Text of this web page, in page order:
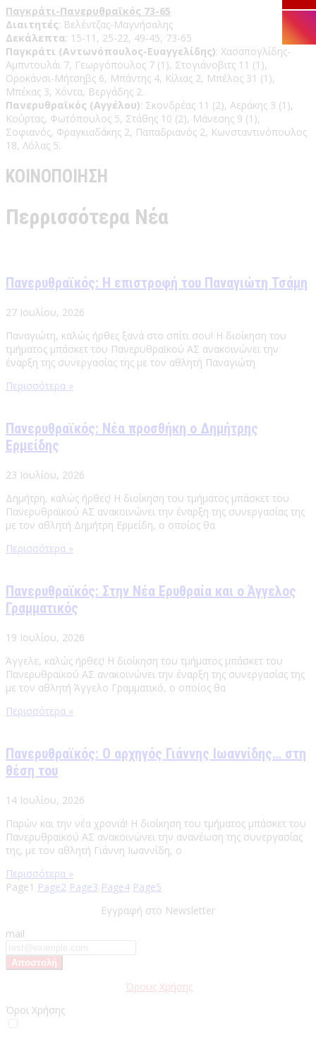
Παγκράτι-Πανερυθραϊκός 73-65
Διαιτητές: Βελέντζας-Μαγνήσαλης
Δεκάλεπτα: 15-11, 25-22, 49-45, 73-65
Παγκράτι (Αντωνόπουλος-Ευαγγελίδης): Χασαπογλίδης-
Αμπντουλάι 7, Γεωργόπουλος 7 (1), Στογιάνοβιτς 11 (1),
Οροκάνσι-Μήτσηβς 6, Μπάντης 4, Κίλιας 2, Μπέλος 31 (1),
Μπέκας 3, Χόντα, Βεργάδης 2.
Πανερυθραϊκός (Αγγέλου): Σκονδρέας 11 (2), Αεράκης 3 (1),
Κούρτας, Φωτόπουλος 5, Στάθης 10 (2), Μάνεσης 9 (1),
Σοφιανός, Φραγκιαδάκης 2, Παπαδριανός 2, Κωνσταντινόπουλος
18, Λόλας 5.
ΚΟΙΝΟΠΟΙΗΣΗ
Περρισσότερα Νέα
Πανερυθραϊκός: Η επιστροφή του Παναγιώτη Τσάμη
27 Ιουλίου, 2026
Παναγιώτη, καλώς ήρθες ξανά στο σπίτι σου! Η διοίκηση του
τμήματος μπάσκετ του Πανερυθραϊκού ΑΣ ανακοινώνει την
έναρξη της συνεργασίας της με τον αθλητή Παναγιώτη
Περισσότερα »
Πανερυθραϊκός: Νέα προσθήκη ο Δημήτρης
Ερμείδης
23 Ιουλίου, 2026
Δημήτρη, καλώς ήρθες! Η διοίκηση του τμήματος μπάσκετ του
Πανερυθραϊκού ΑΣ ανακοινώνει την έναρξη της συνεργασίας της
με τον αθλητή Δημήτρη Ερμείδη, ο οποίος θα
Περισσότερα »
Πανερυθραϊκός: Στην Νέα Ερυθραία και ο Άγγελος
Γραμματικός
19 Ιουλίου, 2026
Άγγελε, καλώς ήρθες! Η διοίκηση του τμήματος μπάσκετ του
Πανερυθραϊκού ΑΣ ανακοινώνει την έναρξη της συνεργασίας της
με τον αθλητή Άγγελο Γραμματικό, ο οποίος θα
Περισσότερα »
Πανερυθραϊκός: Ο αρχηγός Γιάννης Ιωαννίδης… στη
θέση του
14 Ιουλίου, 2026
Παρών και την νέα χρονιά! Η διοίκηση του τμήματος μπάσκετ του
Πανερυθραϊκού ΑΣ ανακοινώνει την ανανέωση της συνεργασίας
της, με τον αθλητή Γιάννη Ιωαννίδη, ο
Περισσότερα »
Page1 Page2 Page3 Page4 Page5
Εγγραφή στο Newsletter
mail
Όρους Χρήσης
Όροι Χρήσης